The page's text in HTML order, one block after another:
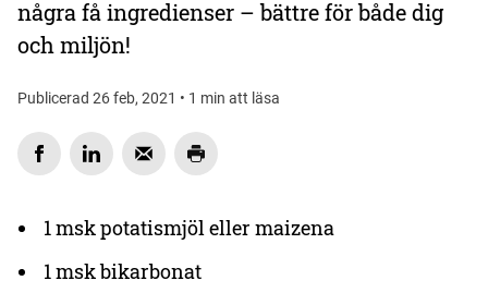
några få ingredienser – bättre för både dig
och miljön!
Publicerad 26 feb, 2021 • 1 min att läsa
1 msk potatismjöl eller maizena
1 msk bikarbonat